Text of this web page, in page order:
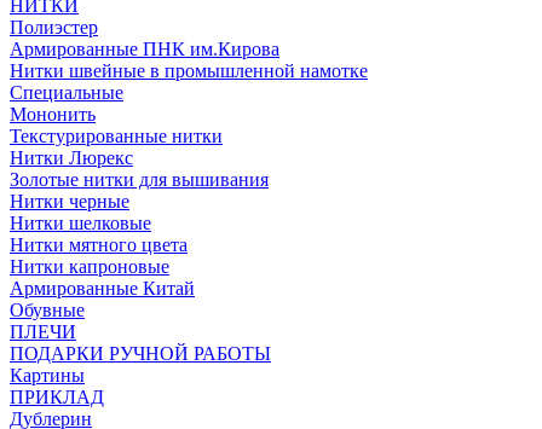
НИТКИ
Полиэстер
Армированные ПНК им.Кирова
Нитки швейные в промышленной намотке
Специальные
Мононить
Текстурированные нитки
Нитки Люрекс
Золотые нитки для вышивания
Нитки черные
Нитки шелковые
Нитки мятного цвета
Нитки капроновые
Армированные Китай
Обувные
ПЛЕЧИ
ПОДАРКИ РУЧНОЙ РАБОТЫ
Картины
ПРИКЛАД
Дублерин